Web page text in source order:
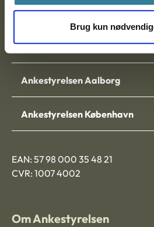
Brug kun
Nytorv 7, 2. sal
Ankestyrelsen Aalborg
Ankestyrelsen København
EAN: 57 98 000 35 48 21
CVR: 1007 4002
Om Ankestyrelsen